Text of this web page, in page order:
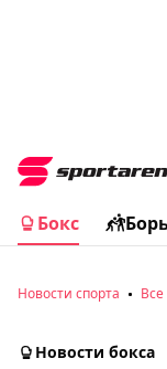
Бокс
Новости спорта
Новости бокса